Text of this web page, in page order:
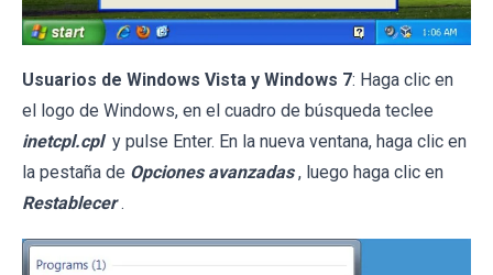
Usuarios de Windows Vista y Windows 7: Haga clic en
el logo de Windows, en el cuadro de búsqueda teclee
inetcpl.cpl y pulse Enter. En la nueva ventana, haga clic en
la pestaña de Opciones avanzadas , luego haga clic en
Restablecer .